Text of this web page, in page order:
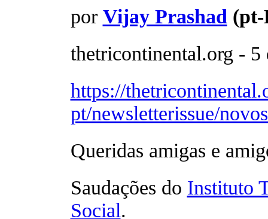
por Vijay Prashad
thetricontinental.org - 5
https://
pt/newsletterissue/
Queridas amigas e
Saudações do Instituto
Social.